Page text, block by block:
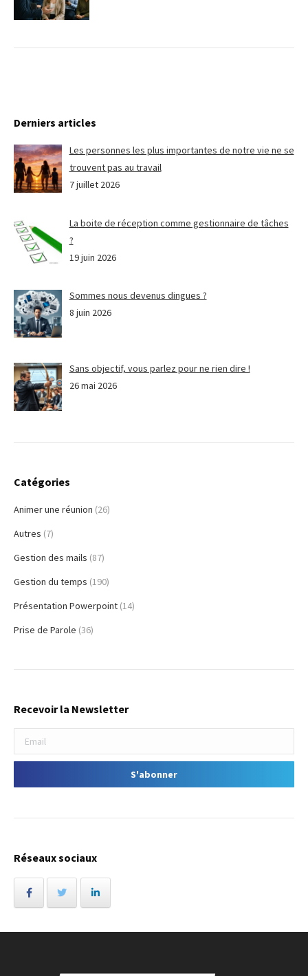
Derniers articles
Les personnes les plus importantes de notre vie ne se
trouvent pas au travail
7 juillet 2026
La boite de réception comme gestionnaire de tâches
?
19 juin 2026
Sommes nous devenus dingues ?
8 juin 2026
Sans objectif, vous parlez pour ne rien dire !
26 mai 2026
Catégories
Animer une réunion (26)
Autres (7)
Gestion des mails (87)
Gestion du temps (190)
Présentation Powerpoint (14)
Prise de Parole (36)
Recevoir la Newsletter
Réseaux sociaux